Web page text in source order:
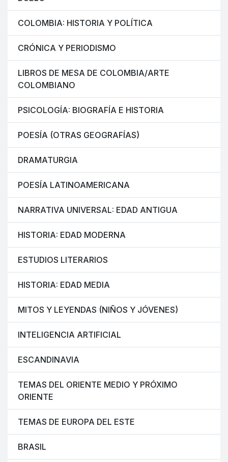
COLOMBIA: HISTORIA Y POLÍTICA
CRÓNICA Y PERIODISMO
LIBROS DE MESA DE COLOMBIA/ARTE
COLOMBIANO
PSICOLOGÍA: BIOGRAFÍA E HISTORIA
POESÍA (OTRAS GEOGRAFÍAS)
DRAMATURGIA
POESÍA LATINOAMERICANA
NARRATIVA UNIVERSAL: EDAD ANTIGUA
HISTORIA: EDAD MODERNA
ESTUDIOS LITERARIOS
HISTORIA: EDAD MEDIA
MITOS Y LEYENDAS (NIÑOS Y JÓVENES)
INTELIGENCIA ARTIFICIAL
ESCANDINAVIA
TEMAS DEL ORIENTE MEDIO Y PRÓXIMO
ORIENTE
TEMAS DE EUROPA DEL ESTE
BRASIL